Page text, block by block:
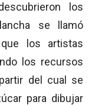
los
se llamó
los artistas
los recursos
del cual se
para dibujar